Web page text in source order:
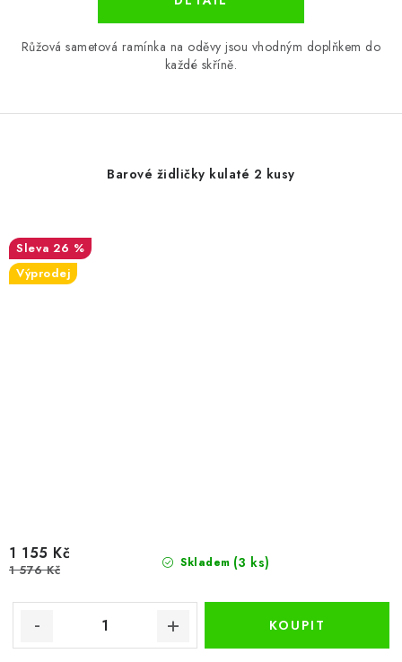
Růžová sametová ramínka na oděvy jsou vhodným doplňkem do
každé skříně.
Barové židličky kulaté 2 kusy
26 %
Výprodej
Skladem (3 ks)
1 155 Kč
1 576 Kč